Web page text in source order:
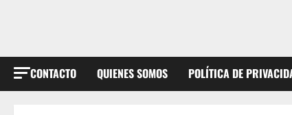
CONTACTO QUIENES SOMOS POLÍTICA DE